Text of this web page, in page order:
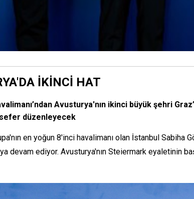
İKİNCİ HAT
Avusturya'nın ikinci büyük şehri
düzenleyecek
en yoğun 8'inci havalimanı olan İstanbul
devam ediyor. Avusturya'nın Steiermark eyaletinin